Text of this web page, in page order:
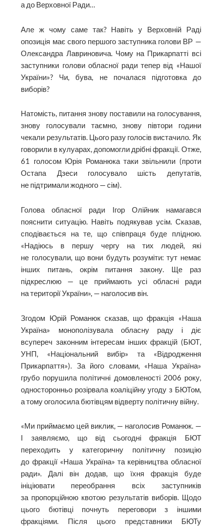
а до Верховної Ради…
Але ж чому саме так? Навіть у Верховній Раді
опозиція має свого першого заступника голови ВР —
Олександра Лавриновича. Чому на Прикарпатті всі
заступники голови обласної ради тепер від «Нашої
України»? Чи, бува, не почалася підготовка до
виборів?
Натомість, питання знову поставили на голосування,
знову голосували таємно, знову півтори години
чекали результатів. Цього разу голосів вистачило. Як
говорили в кулуарах, допомогли дрібні фракції. Отже,
61 голосом Юрія Романюка таки звільнили (проти
Остапа Дзеси голосувало шість депутатів,
не підтримали жодного — сім).
Голова обласної ради Ігор Олійник намагався
пояснити ситуацію. Навіть подякував усім. Сказав,
сподівається на те, що співпраця буде плідною.
«Надіюсь в першу чергу на тих людей, які
не голосували, що вони будуть розуміти: тут немає
інших питань, окрім питання закону. Ще раз
підкреслюю — це приймають усі обласні ради
на території України», — наголосив він.
Згодом Юрій Романюк сказав, що фракція «Наша
Україна» монополізувала обласну раду і діє
всупереч законним інтересам інших фракцій (БЮТ,
УНП, «Національний вибір» та «Відродження
Прикарпаття»). За його словами, «Наша Україна»
грубо порушила політичні домовленості 2006 року,
односторонньо розірвала коаліційну угоду з БЮТом,
а тому оголосила бютівцям відверту політичну війну.
«Ми приймаємо цей виклик, — наголосив Романюк. —
І заявляємо, що від сьогодні фракція БЮТ
переходить у категоричну політичну позицію
до фракції «Наша Україна» та керівництва обласної
ради». Далі він додав, що їхня фрак­ція буде
ініціювати переобрання всіх заступників
за пропорційною квотою результатів виборів. Щодо
цього бютівці почнуть переговори з іншими
фракціями. Після цього представники БЮТу